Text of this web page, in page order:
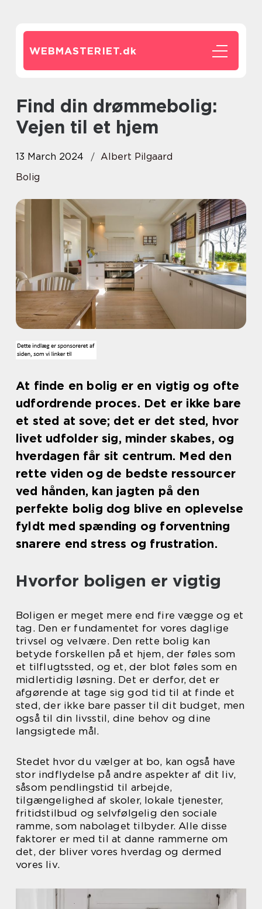
WEBMASTERIET.dk
Find din drømmebolig:
Vejen til et hjem
13 March 2024
Albert Pilgaard
Bolig
At finde en bolig er en vigtig og ofte
udfordrende proces. Det er ikke bare
et sted at sove; det er det sted, hvor
livet udfolder sig, minder skabes, og
hverdagen får sit centrum. Med den
rette viden og de bedste ressourcer
ved hånden, kan jagten på den
perfekte bolig dog blive en oplevelse
fyldt med spænding og forventning
snarere end stress og frustration.
Hvorfor boligen er vigtig
Boligen er meget mere end fire vægge og et
tag. Den er fundamentet for vores daglige
trivsel og velvære. Den rette bolig kan
betyde forskellen på et hjem, der føles som
et tilflugtssted, og et, der blot føles som en
midlertidig løsning. Det er derfor, det er
afgørende at tage sig god tid til at finde et
sted, der ikke bare passer til dit budget, men
også til din livsstil, dine behov og dine
langsigtede mål.
Stedet hvor du vælger at bo, kan også have
stor indflydelse på andre aspekter af dit liv,
såsom pendlingstid til arbejde,
tilgængelighed af skoler, lokale tjenester,
fritidstilbud og selvfølgelig den sociale
ramme, som nabolaget tilbyder. Alle disse
faktorer er med til at danne rammerne om
det, der bliver vores hverdag og dermed
vores liv.